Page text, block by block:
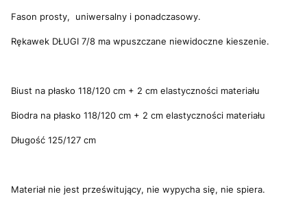
Fason prosty, uniwersalny i ponadczasowy.
Rękawek DŁUGI 7/8 ma wpuszczane niewidoczne kieszenie.
Biust na płasko 118/120 cm + 2 cm elastyczności materiału
Biodra na płasko 118/120 cm + 2 cm elastyczności materiału
Długość 125/127 cm
Materiał nie jest prześwitujący, nie wypycha się, nie spiera.